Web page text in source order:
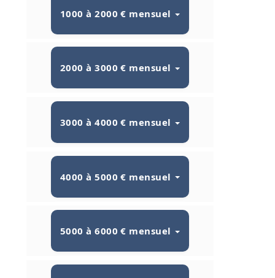
1000 à 2000 € mensuel
2000 à 3000 € mensuel
3000 à 4000 € mensuel
4000 à 5000 € mensuel
5000 à 6000 € mensuel